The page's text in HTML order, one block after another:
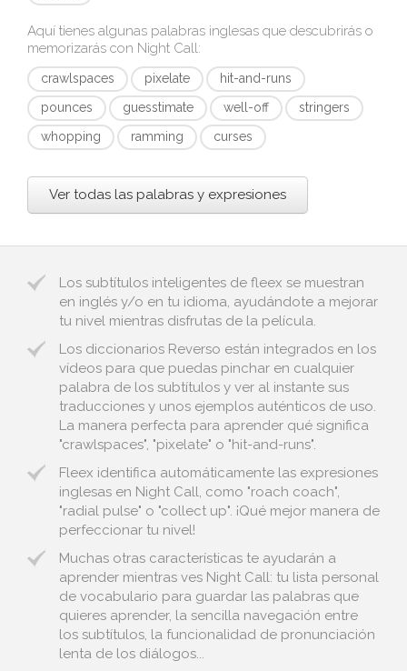
Aquí tienes algunas palabras inglesas que descubrirás o
memorizarás con Night Call:
crawlspaces pixelate
hit-and-runs
pounces
guesstimate well-off
stringers
whopping
ramming curses
Ver todas las palabras y expresiones
Los subtítulos inteligentes de fleex se muestran
en inglés y/o en tu idioma, ayudándote a mejorar
tu nivel mientras disfrutas de la película.
Los diccionarios Reverso están integrados en los
vídeos para que puedas pinchar en cualquier
palabra de los subtítulos y ver al instante sus
traducciones y unos ejemplos auténticos de uso.
La manera perfecta para aprender qué significa
"crawlspaces", "pixelate" o "hit-and-runs".
Fleex identifica automáticamente las expresiones
inglesas en Night Call, como "roach coach",
"radial pulse" o "collect up". ¡Qué mejor manera de
perfeccionar tu nivel!
Muchas otras características te ayudarán a
aprender mientras ves Night Call: tu lista personal
de vocabulario para guardar las palabras que
quieres aprender, la sencilla navegación entre
los subtítulos, la funcionalidad de pronunciación
lenta de los diálogos...